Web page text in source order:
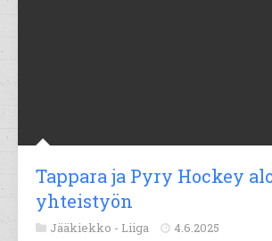
Tappara ja Pyry Hockey
yhteistyön
Jääkiekko - Liiga 4.6.2025